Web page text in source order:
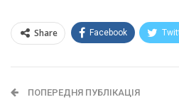
Share Facebook
ПОПЕРЕДНЯ ПУБЛІКАЦІЯ